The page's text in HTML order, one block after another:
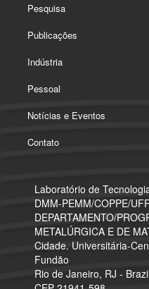
Pesquisa
Publicações
Indústria
Pessoal
Notícias e Eventos
Contato
Laboratório de
​DMM-PEMM/COPPE/
DEPARTAMENTO/
METALÚRGICA E DE
Cidade. Universitária-
Fundão
Rio de Janeiro, RJ -